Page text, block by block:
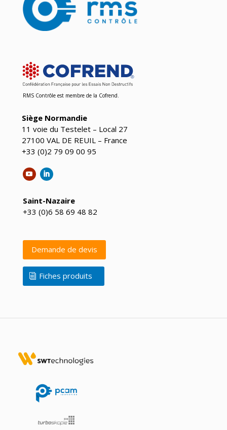
RMS Contrôle est membre de la Cofrend
Siège Normandie
11 voie du Testelet – Local 27
27100 VAL DE REUIL – France
+33 (0)2 79 09 00 95
Saint-Nazaire
+33 (0)6 58 69 48 82
Demande de devis
Fiches produits